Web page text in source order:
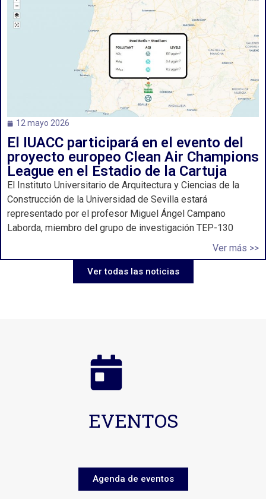
12 mayo 2026
El IUACC participará en el evento del
proyecto europeo Clean Air Champions
League en el Estadio de la Cartuja
El Instituto Universitario de Arquitectura y Ciencias de la
Construcción de la Universidad de Sevilla estará
representado por el profesor Miguel Ángel Campano
Laborda, miembro del grupo de investigación TEP-130
Ver más >>
Ver todas las noticias
EVENTOS
Agenda de eventos